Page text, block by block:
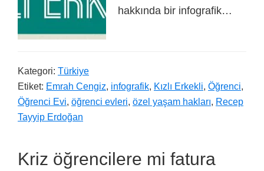
hakkında bir infografik…
Kategori: Türkiye
Etiket: Emrah Cengiz, infografik, Kızlı Erkekli, Öğrenci,
Öğrenci Evi, öğrenci evleri, özel yaşam hakları, Recep
Tayyip Erdoğan
Kriz öğrencilere mi fatura